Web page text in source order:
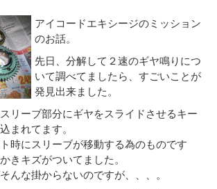
アイコードエキシージのミッション
のお話。
先日、分解して２速のギヤ鳴りにつ
いて調べてましたら、すごいことが
発見出来ました。
リーブ部分にギヤをスライドさせるキー
まれてます。
時にスリーブが移動する為のものです
きキズがついてました。
んな掛からないのですが、、、。